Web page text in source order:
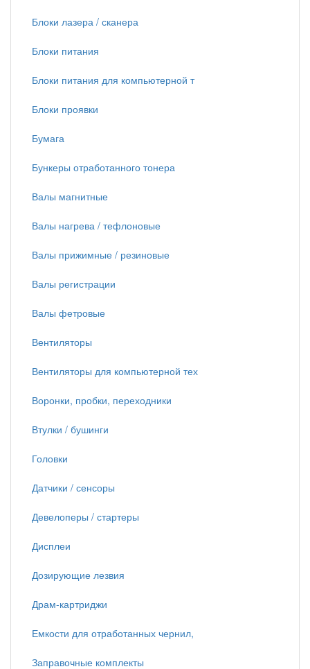
Блоки лазера / сканера
Блоки питания
Блоки питания для компьютерной т
Блоки проявки
Бумага
Бункеры отработанного тонера
Валы магнитные
Валы нагрева / тефлоновые
Валы прижимные / резиновые
Валы регистрации
Валы фетровые
Вентиляторы
Вентиляторы для компьютерной тех
Воронки, пробки, переходники
Втулки / бушинги
Головки
Датчики / сенсоры
Девелоперы / стартеры
Дисплеи
Дозирующие лезвия
Драм-картриджи
Емкости для отработанных чернил,
Заправочные комплекты